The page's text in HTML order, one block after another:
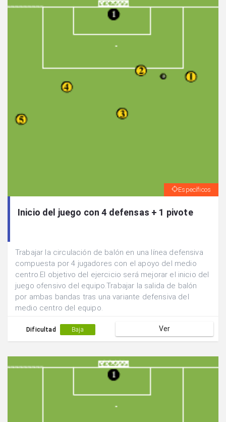
Específicos
Inicio del juego con 4 defensas + 1 pivote
Trabajar la circulación de balón en una línea defensiva
compuesta por 4 jugadores con el apoyo del medio
centro.El objetivo del ejercicio será mejorar el inicio del
juego ofensivo del equipo.Trabajar la salida de balón
por ambas bandas tras una variante defensiva del
medio centro del equipo.
Dificultad Baja Ver